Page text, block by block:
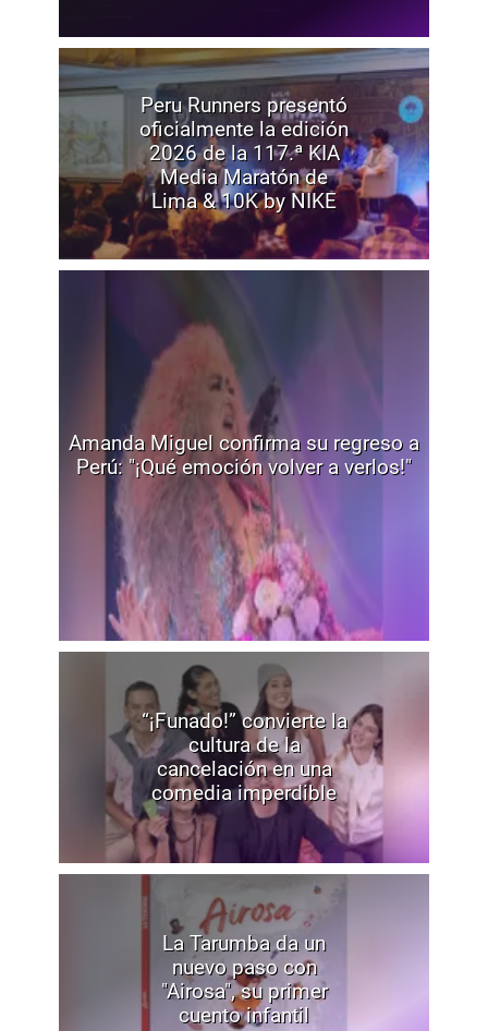
Peru Runners presentó
oficialmente la edición
2026 de la 117.ª KIA
Media Maratón de
Lima & 10K by NIKE
Amanda Miguel confirma su regreso a
Perú: "¡Qué emoción volver a verlos!"
“¡Funado!” convierte la
cultura de la
cancelación en una
comedia imperdible
La Tarumba da un
nuevo paso con
"Airosa", su primer
cuento infantil